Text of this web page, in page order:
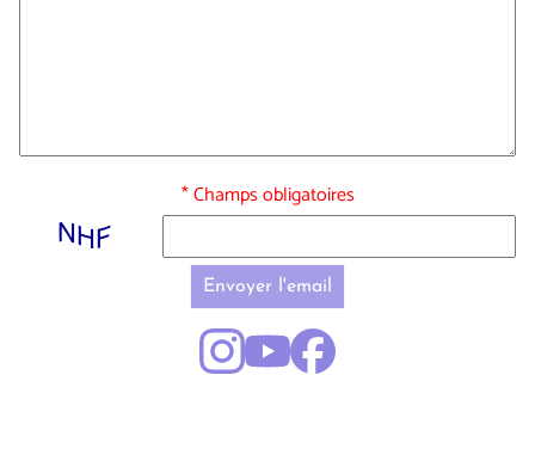
* Champs obligatoires
Envoyer l'email